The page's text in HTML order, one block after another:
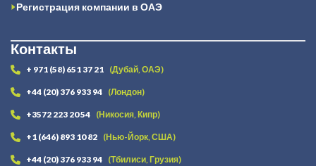
Регистрация компании в ОАЭ
Контакты
+ 971 (58) 651 37 21 (Дубай, ОАЭ)
+44 (20) 376 933 94 (Лондон)
+3572 223 20 54 (Никосия, Кипр)
+1 (646) 893 10 82 (Нью-Йорк, США)
+44 (20) 376 933 94 (Тбилиси, Грузия)